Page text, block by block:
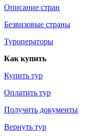
Описание стран
Безвизовые страны
Туроператоры
Как купить
Купить тур
Оплатить тур
Получить документы
Вернуть тур